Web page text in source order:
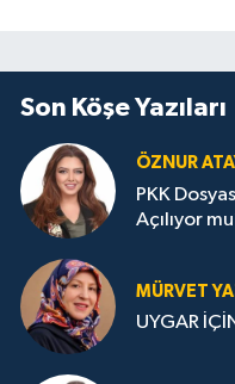
Son Köşe Yazıları
ÖZNUR
PKK
Açılıyor
MÜRVET
UYGAR